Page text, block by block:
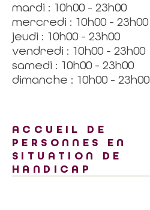
mardi : 10h00 - 23h00
mercredi : 10h00 - 23h00
jeudi : 10h00 - 23h00
vendredi : 10h00 - 23h00
samedi : 10h00 - 23h00
dimanche : 10h00 - 23h00
ACCUEIL DE
PERSONNES EN
SITUATION DE
HANDICAP